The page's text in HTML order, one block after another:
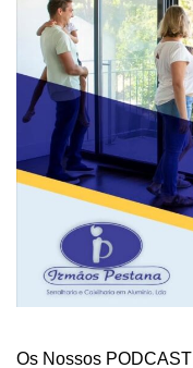
Os Nossos PODCAST